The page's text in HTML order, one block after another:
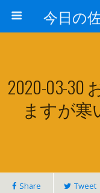
2020-03-30
ますが
Share Tweet